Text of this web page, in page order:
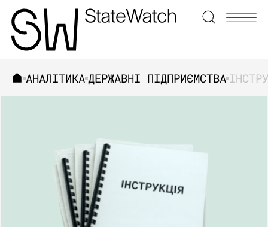
ЗНАЙТИ
АНАЛІТИКАДЕРЖАВНІ ПІДПРИЄМСТВА